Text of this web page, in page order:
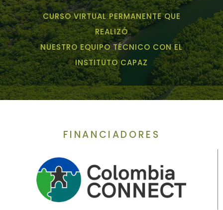
CURSO VIRTUAL PERMANENTE QUE
REALIZÓ
NUESTRO EQUIPO TÉCNICO CON EL
INSTITUTO CAPAZ
FINANCIADORES